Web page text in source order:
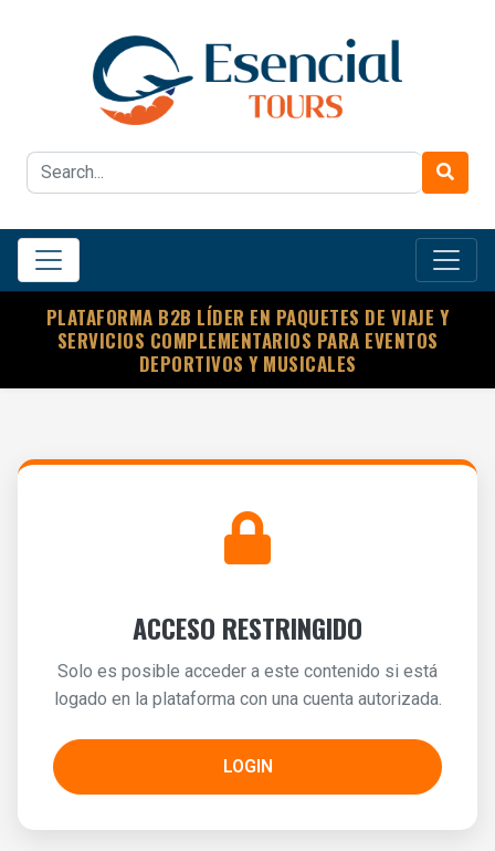
PLATAFORMA B2B LÍDER EN PAQUETES DE VIAJE Y
SERVICIOS COMPLEMENTARIOS PARA EVENTOS
DEPORTIVOS Y MUSICALES
ACCESO RESTRINGIDO
Solo es posible acceder a este contenido si está
logado en la plataforma con una cuenta autorizada.
LOGIN